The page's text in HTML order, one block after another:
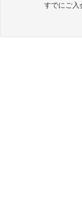
すでにご入